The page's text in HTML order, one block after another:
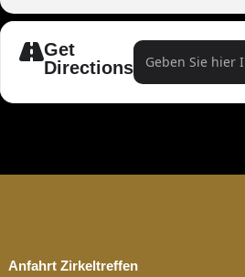
Get
Directions
Address - DESiMO []
Anfahrt Zirkeltreffen